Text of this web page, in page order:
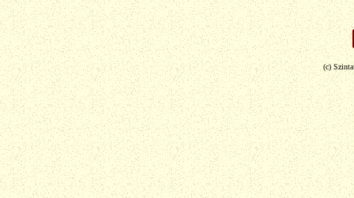
(c)